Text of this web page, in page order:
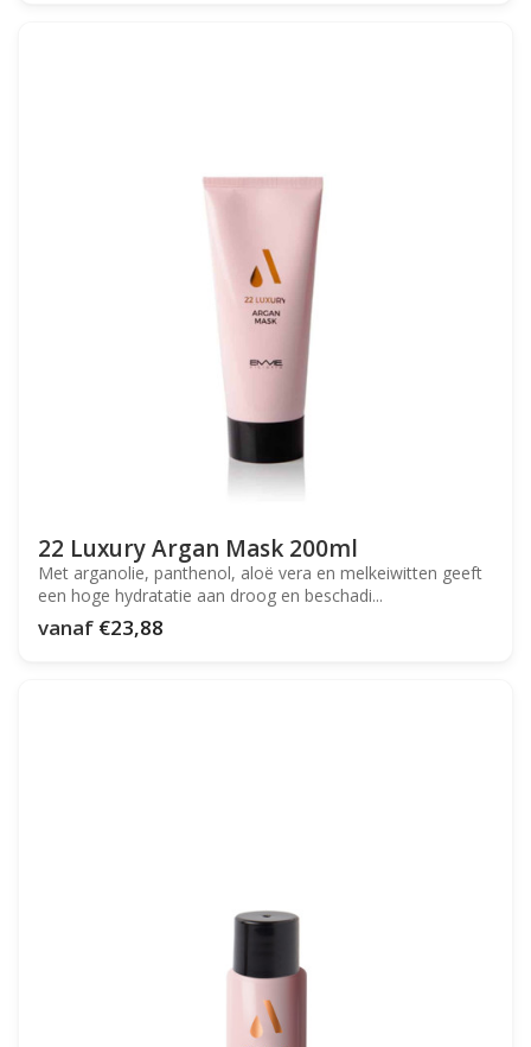
22 Luxury Argan Mask 200ml
Met arganolie, panthenol, aloë vera en melkeiwitten geeft
een hoge hydratatie aan droog en beschadi...
vanaf €23,88